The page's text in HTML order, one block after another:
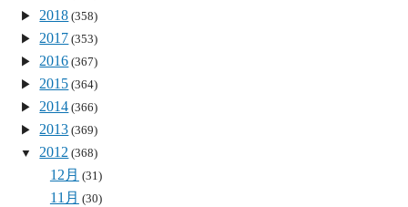
2018 (358)
2017 (353)
2016 (367)
2015 (364)
2014 (366)
2013 (369)
2012 (368)
12月 (31)
11月 (30)